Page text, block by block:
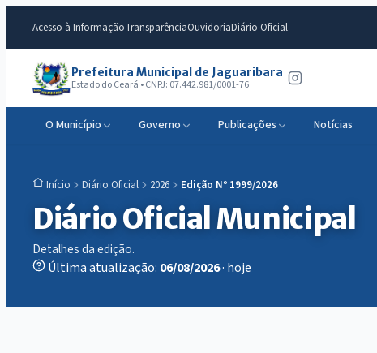
Acesso à InformaçãoTransparênciaOuvidoriaDiário Oficial
Prefeitura Municipal de Jaguaribara
Estado do Ceará • CNPJ: 07.442.981/0001-76
O Município Governo Publicações Notícias
Início Diário Oficial 2026 Edição Nº 1999/2026
Diário Oficial Municipal
Detalhes da edição.
Última atualização: 06/08/2026· hoje